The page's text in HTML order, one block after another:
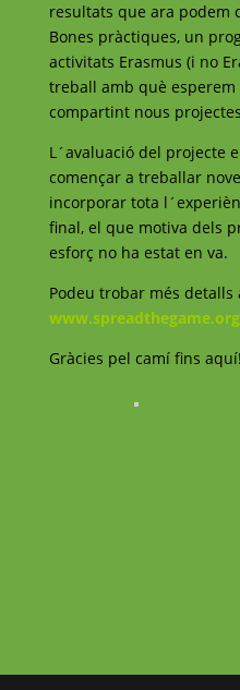
resultats que ara podem
Bones pràctiques, un
activitats Erasmus (i no
treball amb què
compartint nous
L´avaluació del projecte
començar a treballar
incorporar tota
final, el que motiva dels
esforç no ha estat en va.
Podeu trobar més detalls
www.spreadthegame.org
Gràcies pel camí fins aquí!